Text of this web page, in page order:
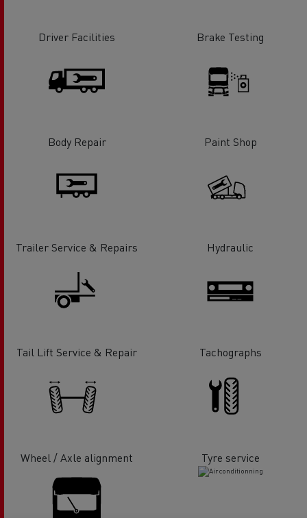
Driver Facilities Brake Testing
Body Repair Paint Shop
Trailer Service & Repairs Hydraulic
Tail Lift Service & Repair Tachographs
Wheel / Axle alignment Tyre service